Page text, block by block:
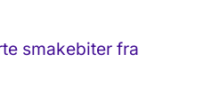
smakebiter fra